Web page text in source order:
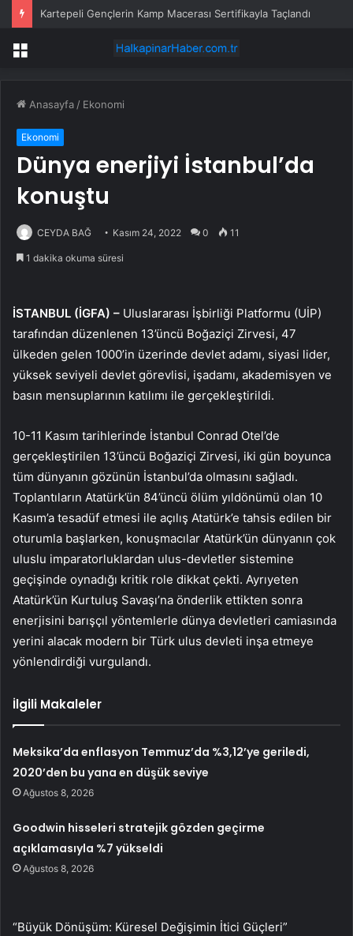
Kartepeli Gençlerin Kamp Macerası Sertifikayla Taçlandı
Menü
Anasayfa / Ekonomi
Ekonomi
Dünya enerjiyi İstanbul’da
konuştu
CEYDA BAĞ Kasım 24, 2022 0 11
1 dakika okuma süresi
İSTANBUL (İGFA) – Uluslararası İşbirliği Platformu (UİP)
tarafından düzenlenen 13’üncü Boğaziçi Zirvesi, 47
ülkeden gelen 1000’in üzerinde devlet adamı, siyasi lider,
yüksek seviyeli devlet görevlisi, işadamı, akademisyen ve
basın mensuplarının katılımı ile gerçekleştirildi.
10-11 Kasım tarihlerinde İstanbul Conrad Otel’de
gerçekleştirilen 13’üncü Boğaziçi Zirvesi, iki gün boyunca
tüm dünyanın gözünün İstanbul’da olmasını sağladı.
Toplantıların Atatürk’ün 84’üncü ölüm yıldönümü olan 10
Kasım’a tesadüf etmesi ile açılış Atatürk’e tahsis edilen bir
oturumla başlarken, konuşmacılar Atatürk’ün dünyanın çok
uluslu imparatorluklardan ulus-devletler sistemine
geçişinde oynadığı kritik role dikkat çekti. Ayrıyeten
Atatürk’ün Kurtuluş Savaşı’na önderlik ettikten sonra
enerjisini barışçıl yöntemlerle dünya devletleri camiasında
yerini alacak modern bir Türk ulus devleti inşa etmeye
yönlendirdiği vurgulandı.
İlgili Makaleler
Meksika’da enflasyon Temmuz’da %3,12’ye geriledi,
2020’den bu yana en düşük seviye
Ağustos 8, 2026
Goodwin hisseleri stratejik gözden geçirme
açıklamasıyla %7 yükseldi
Ağustos 8, 2026
“Büyük Dönüşüm: Küresel Değişimin İtici Güçleri”